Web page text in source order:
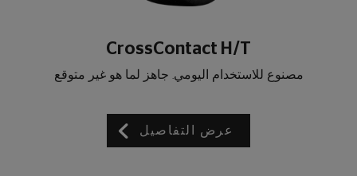
CrossContact H/T
مصنوع للاستخدام اليومي. جاهز لما هو غير متوقع
عرض التفاصيل